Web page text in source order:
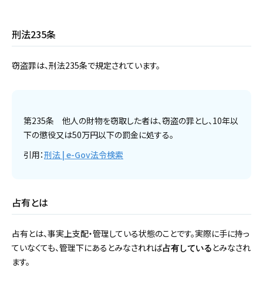
刑法235条
窃盗罪は、刑法235条で規定されています。
第235条 他人の財物を窃取した者は、窃盗の罪とし、10年以
下の懲役又は50万円以下の罰金に処する。
引用：刑法 | e-Gov法令検索
占有とは
占有とは、事実上支配・管理している状態のことです。実際に手に持っ
ていなくても、管理下にあるとみなされれば占有している とみなされ
ます。